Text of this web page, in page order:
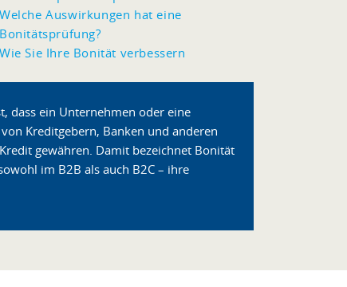
Welche Auswirkungen hat eine
Bonitätsprüfung?
Wie Sie Ihre Bonität verbessern
dass ein Unternehmen oder eine
Kreditgebern, Banken und anderen
gewähren. Damit bezeichnet Bonität
im B2B als auch B2C – ihre